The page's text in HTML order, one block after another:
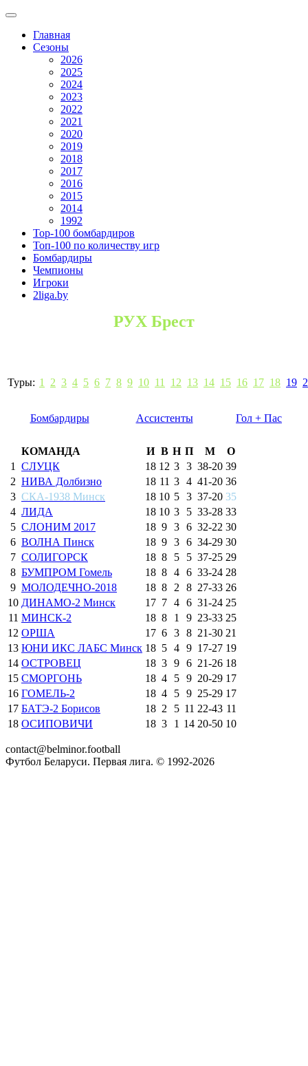
Главная
Сезоны
2026
2025
2024
2023
2022
2021
2020
2019
2018
2017
2016
2015
2014
1992
Top-100 бомбардиров
Топ-100 по количеству игр
Бомбардиры
Чемпионы
Игроки
2liga.by
РУХ Брест
Туры: 1 2 3 4 5 6 7 8 9 10 11 12 13 14 15 16 17 18 19
Бомбардиры Ассистенты Гол + Пас
КОМАНДА И В Н П М
О
1
СЛУЦК 18 12 3 3 38-20 39
2 НИВА Долбизно 18 11 3 4 41-20 36
3 СКА-1938 Минск 18 10 5 3 37-20 35
4 ЛИДА 18 10 3 5 33-28 33
5 СЛОНИМ 2017 18 9 3 6 32-22 30
6 ВОЛНА Пинск 18 9 3 6 34-29 30
7 СОЛИГОРСК 18 8 5 5 37-25 29
8 БУМПРОМ Гомель 18 8 4 6 33-24 28
9 МОЛОДЕЧНО-2018 18 8 2 8 27-33 26
10 ДИНАМО-2 Минск 17 7 4 6 31-24 25
11 МИНСК-2 18 8 1 9 23-33 25
12 ОРША 17 6 3 8 21-30 21
13 ЮНИ ИКС ЛАБС Минск 18 5 4 9 17-27 19
14 ОСТРОВЕЦ 18 3 9 6 21-26 18
15 СМОРГОНЬ 18 4 5 9 20-29 17
16 ГОМЕЛЬ-2 18 4 5 9 25-29 17
17 БАТЭ-2 Борисов 18 2 5 11 22-43 11
18 ОСИПОВИЧИ 18 3 1 14 20-50 10
contact@belminor.football
Футбол Беларуси. Первая лига. © 1992-2026